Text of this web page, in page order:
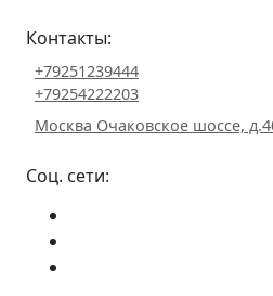
Контакты:
+79251239444
+79254222203
Москва Очаковское шоссе,
Соц. сети: